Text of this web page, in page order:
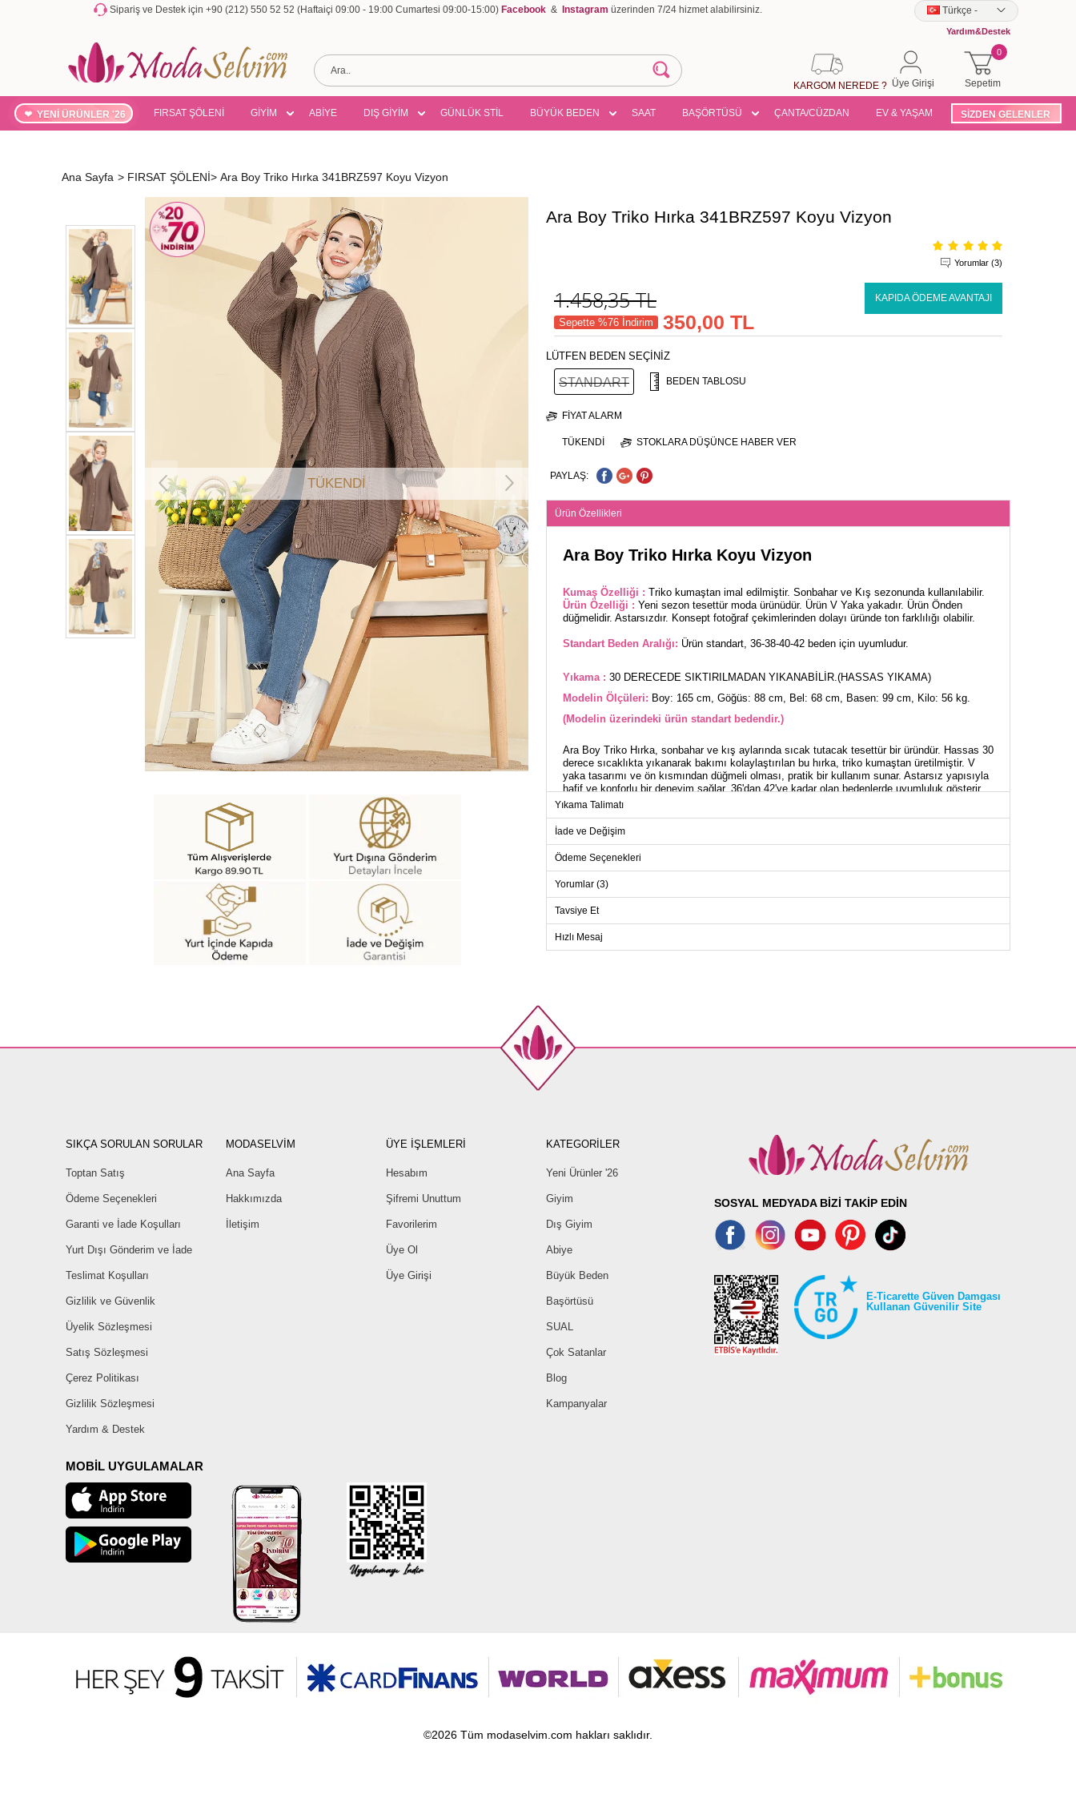
Sipariş ve Destek için +90 (212) 550 52 52 (Haftaiçi 09:00 - 19:00 Cumartesi 09:00-15:00) Facebook & Instagram üzerinden 7/24 hizmet alabilirsiniz. Türkçe -
Yardım&Destek
Sepetim
0
Üye Girişi
KARGOM NEREDE ?
YENİ ÜRÜNLER '26 FIRSAT ŞÖLENİ GİYİM ABİYE DIŞ GİYİM GÜNLÜK STİL BÜYÜK BEDEN SAAT BAŞÖRTÜSÜ ÇANTA/CÜZDAN EV & YAŞAM SİZDEN GELENLER
Ana Sayfa > FIRSAT ŞÖLENİ> Ara Boy Triko Hırka 341BRZ597 Koyu Vizyon
TÜKENDİ
Ara Boy Triko Hırka 341BRZ597 Koyu Vizyon
Yorumlar (3)
1.458,35TL KAPIDA ÖDEME AVANTAJI
Sepette %76 İndirim 350,00 TL
LÜTFEN BEDEN SEÇİNİZ
STANDART BEDEN TABLOSU
FIYAT ALARM
TÜKENDI STOKLARA DÜŞÜNCE HABER VER
PAYLAŞ:
Ürün Özellikleri
Ara Boy Triko Hırka Koyu Vizyon
Kumaş Özelliği : Triko kumaştan imal edilmiştir. Sonbahar ve Kış sezonunda kullanılabilir.
Ürün Özelliği : Yeni sezon tesettür moda ürünüdür. Ürün V Yaka yakadır. Ürün Önden
düğmelidir. Astarsızdır. Konsept fotoğraf çekimlerinden dolayı üründe ton farklılığı olabilir.
Standart Beden Aralığı: Ürün standart, 36-38-40-42 beden için uyumludur.
Yıkama : 30 DERECEDE SIKTIRILMADAN YIKANABİLİR.(HASSAS YIKAMA)
Modelin Ölçüleri: Boy: 165 cm, Göğüs: 88 cm, Bel: 68 cm, Basen: 99 cm, Kilo: 56 kg.
(Modelin üzerindeki ürün standart bedendir.)
Ara Boy Triko Hırka, sonbahar ve kış aylarında sıcak tutacak tesettür bir üründür. Hassas 30
derece sıcaklıkta yıkanarak bakımı kolaylaştırılan bu hırka, triko kumaştan üretilmiştir. V
yaka tasarımı ve ön kısmından düğmeli olması, pratik bir kullanım sunar. Astarsız yapısıyla
hafif ve konforlu bir deneyim sağlar. 36'dan 42'ye kadar olan bedenlerde uyumluluk gösterir.
Standart
112 74-79
Yıkama Talimatı
İade ve Değişim
Ödeme Seçenekleri
Yorumlar (3)
Tavsiye Et
Hızlı Mesaj
SIKÇA SORULAN SORULAR
Toptan Satış
Ödeme Seçenekleri
Garanti ve İade Koşulları
Yurt Dışı Gönderim ve İade
Teslimat Koşulları
Gizlilik ve Güvenlik
Üyelik Sözleşmesi
Satış Sözleşmesi
Çerez Politikası
Gizlilik Sözleşmesi
Yardım & Destek
MODASELVİM
Ana Sayfa
Hakkımızda
İletişim
ÜYE İŞLEMLERİ
Hesabım
Şifremi Unuttum
Favorilerim
Üye Ol
Üye Girişi
KATEGORİLER
Yeni Ürünler '26
Giyim
Dış Giyim
Abiye
Büyük Beden
Başörtüsü
SUAL
Çok Satanlar
Blog
Kampanyalar
MOBİL UYGULAMALAR
SOSYAL MEDYADA BİZİ TAKİP EDİN
E-Ticarette Güven Damgası
Kullanan Güvenilir Site
©2026 Tüm modaselvim.com hakları saklıdır.